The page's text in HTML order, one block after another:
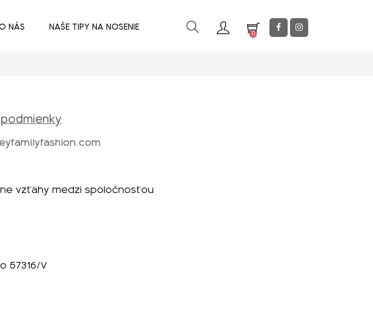
NÁS NAŠE TIPY NA NOSENIE
0
vzťahy medzi spoločnosťou
57316/V